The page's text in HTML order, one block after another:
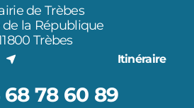
de Trèbes
de la République
Trèbes
Itinéraire
78 60 89